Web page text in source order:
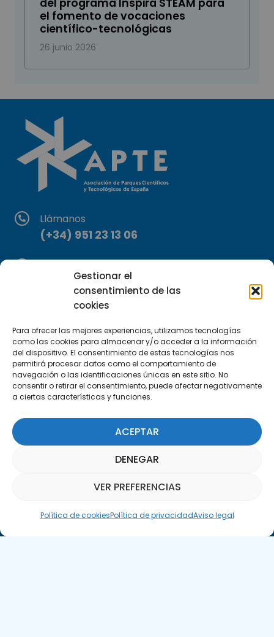
Gestionar el
consentimiento de las
cookies
Para ofrecer las mejores experiencias, utilizamos tecnologías
como las cookies para almacenar y/o acceder a la información
del dispositivo. El consentimiento de estas tecnologías nos
permitirá procesar datos como el comportamiento de
navegación o las identificaciones únicas en este sitio. No
consentir o retirar el consentimiento, puede afectar negativamente
a ciertas características y funciones.
ACEPTAR
DENEGAR
VER PREFERENCIAS
Política de cookiesPolítica de privacidadAviso legal
del programa Inspira STEAM para
el fomento de vocaciones
científico-tecnológicas
26 junio 2026
Llámanos
(+34) 951 23 13 06
info@apte.org
Encuéntranos
C/Marie Curie, 35
29590 Campanillas, Málaga
Suscríbete a nuestra Newsletter